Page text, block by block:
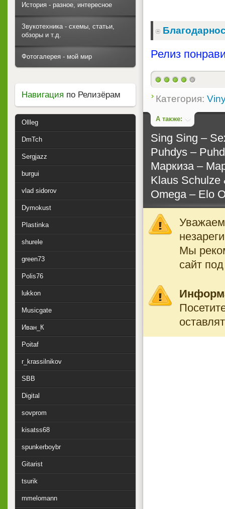
Релиз
Категория:
А также:
Sing Sing –
Puhdys –
Маркиза –
Klaus Schulze
Omega – Elo
Мы
сайт
История - разное, интересное
Звукотехника - схемы, статьи,
обзоры и т.д.
Фотогалерея - мой мир
Навигация по Релизёрам
Ollleg
DmTch
Sergjazz
burgui
vlad sidorov
Dymokust
Plastinka
shurele
green73
Polis76
lukkon
Musicgate
Иван_К
Poitaf
r_krassilnikov
SBB
Digital
sovprom
kisatss68
spunkerboybr
Gitarist
tsurik
mmelomann